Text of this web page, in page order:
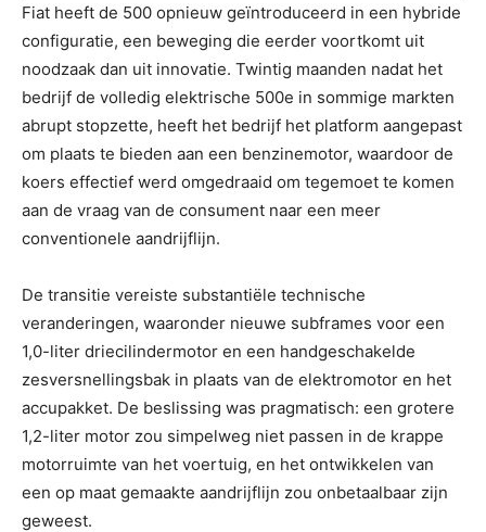
Fiat heeft de 500 opnieuw geïntroduceerd in een hybride
configuratie, een beweging die eerder voortkomt uit
noodzaak dan uit innovatie. Twintig maanden nadat het
bedrijf de volledig elektrische 500e in sommige markten
abrupt stopzette, heeft het bedrijf het platform aangepast
om plaats te bieden aan een benzinemotor, waardoor de
koers effectief werd omgedraaid om tegemoet te komen
aan de vraag van de consument naar een meer
conventionele aandrijflijn.
De transitie vereiste substantiële technische
veranderingen, waaronder nieuwe subframes voor een
1,0-liter driecilindermotor en een handgeschakelde
zesversnellingsbak in plaats van de elektromotor en het
accupakket. De beslissing was pragmatisch: een grotere
1,2-liter motor zou simpelweg niet passen in de krappe
motorruimte van het voertuig, en het ontwikkelen van
een op maat gemaakte aandrijflijn zou onbetaalbaar zijn
geweest.